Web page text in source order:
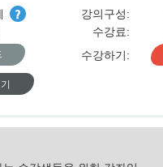
강의구성:
수강료:
수강하기: